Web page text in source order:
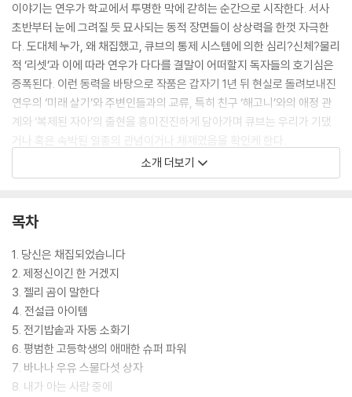
이야기는 연우가 학교에서 투명한 막에 갇히는 순간으로 시작한다. 서사
초반부터 눈에 그려질 듯 묘사되는 동적 장면들이 상상력을 한껏 자극한
다. 도대체 누가, 왜 채집했고, 큐브의 통제 시스템에 의한 심리?신체?물리
적 ‘리셋’과 이에 따라 연우가 다다를 결말이 어떠할지 독자들의 호기심은
증폭된다. 이런 동력을 바탕으로 작품은 갑자기 1년 뒤 현실로 돌려보내진
연우의 ‘미래 살기’와 주변인들과의 교류, 특히 친구 ‘해고니’와의 애정 관
계와 ‘복제된 자아’의 출현을 흥미진진하게 담아가며 큐브는 우리가 기댔
거나 혹은 속박된 일종의 관념이거나 체제였음을 확인케 한다.
바닷가 소도시를 배경으로 시종일관 감각적 대화와 청량한 에피소드로 활
그런데 둘의 갈등과 해소는 각자가 큐브에 갇혀 분투하는 과정과 연결되
는지 질문케 한다. 현실을 여실하게 비추는 SF의 역설적 속성이 제대로 발
휘된 이 작품은 리얼리즘과 SF가 만나 이룰 수 있는 한 정점을, 청소년을
포함한 다양한 독자에게 선사한다.
소개 더보기
목차
1. 당신은 채집되었습니다
2. 제정신이긴 한 거겠지
3. 젤리 곰이 말한다
4. 전설급 아이템
5. 전기밥솥과 자동 소화기
6. 평범한 고등학생의 애매한 슈퍼 파워
7. 바나나 우유 스물다섯 상자
8. 내가 아는 사람 중에